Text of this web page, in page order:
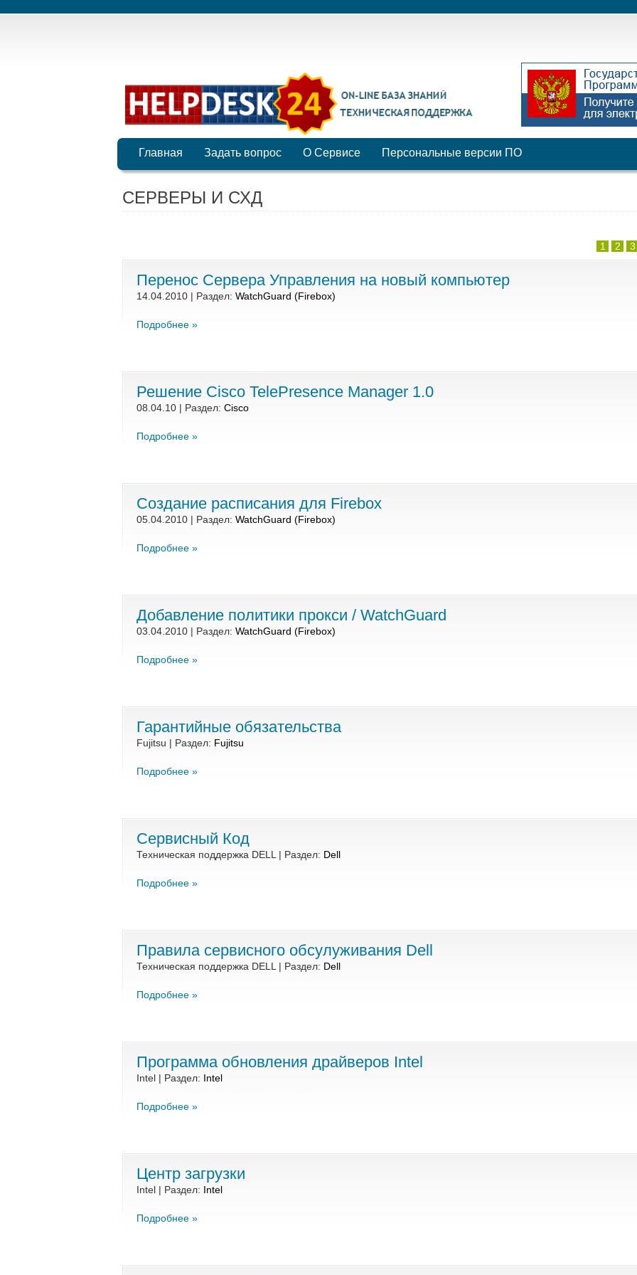
Главная Задать вопрос О Сервисе Персональные версии ПО
СЕРВЕРЫ И СХД
1 2 3
Перенос Сервера Управления на новый компьютер
14.04.2010 | Раздел: WatchGuard (Firebox)
Подробнее »
Решение Cisco TelePresence Manager 1.0
08.04.10 | Раздел: Cisco
Подробнее »
Создание расписания для Firebox
05.04.2010 | Раздел: WatchGuard (Firebox)
Подробнее »
Добавление политики прокси / WatchGuard
03.04.2010 | Раздел: WatchGuard (Firebox)
Подробнее »
Гарантийные обязательства
Fujitsu | Раздел: Fujitsu
Подробнее »
Сервисный Код
Техническая поддержка DELL | Раздел: Dell
Подробнее »
Правила сервисного обсулуживания Dell
Техническая поддержка DELL | Раздел: Dell
Подробнее »
Программа обновления драйверов Intel
Intel | Раздел: Intel
Подробнее »
Центр загрузки
Intel | Раздел: Intel
Подробнее »